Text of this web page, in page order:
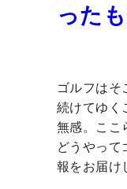
ったも
ゴルフはそ
続けてゆく
無感。ここ
どうやって
報をお届け